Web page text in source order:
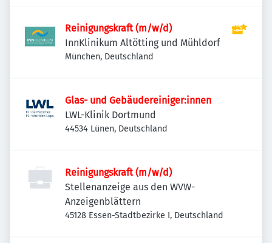
Reinigungskraft (m/w/d)
InnKlinikum Altötting und Mühldorf
München, Deutschland
Glas- und Gebäudereiniger:innen
LWL-Klinik Dortmund
44534 Lünen, Deutschland
Reinigungskraft (m/w/d)
Stellenanzeige aus den WVW-
Anzeigenblättern
45128 Essen-Stadtbezirke I, Deutschland